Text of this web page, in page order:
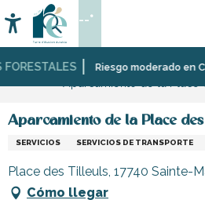
au
contenu
principal
Riesgo moderado en
Accessibilité
Buscar
--°
Página Web Infórmese
Aparcamiento de la Place
SERVICIOS SERVICIOS DE TRANSPORTE
Place des Tilleuls, 17740 Sainte-
Cómo llegar